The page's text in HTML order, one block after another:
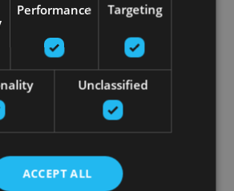
Performance Targeting
Unclassified
ACCEPT ALL